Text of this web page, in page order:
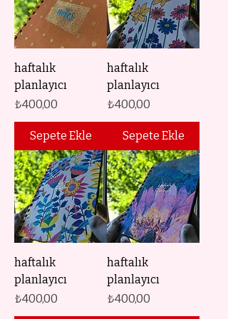
haftalık
planlayıcı
Fiyat
₺400,00
Sepete Ekle
haftalık
planlayıcı
Fiyat
₺400,00
Sepete Ekle
haftalık
planlayıcı
Fiyat
₺400,00
haftalık
planlayıcı
Fiyat
₺400,00